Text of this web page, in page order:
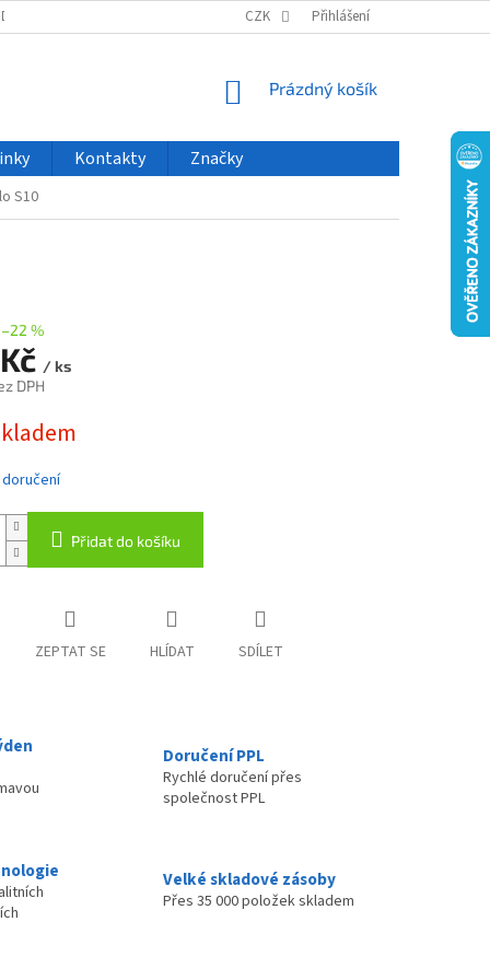
VELKOOBCHOD ČASTO KLADENÉ DOTAZY
CZK Přihlášení
NÁKUPNÍ
Prázdný košík
Kontakty Značky
S10
–22 %
/ ks
DPH
Přidat do košíku
ZEPTAT SE HLÍDAT SDÍLET
Doručení PPL
Rychlé doručení přes
společnost PPL
Velké skladové zásoby
Přes 35 000 položek skladem